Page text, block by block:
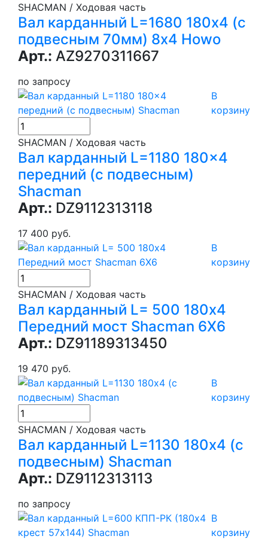
SHACMAN / Ходовая часть
Вал карданный L=1680 180х4 (с
подвесным 70мм) 8х4 Howo
Арт.: AZ9270311667
по запросу
В
корзину
SHACMAN / Ходовая часть
Вал карданный L=1180 180x4
передний (с подвесным)
Shacman
Арт.: DZ9112313118
17 400 руб.
В
корзину
SHACMAN / Ходовая часть
Вал карданный L= 500 180х4
Передний мост Shacman 6X6
Арт.: DZ91189313450
19 470 руб.
В
корзину
SHACMAN / Ходовая часть
Вал карданный L=1130 180х4 (с
подвесным) Shacman
Арт.: DZ9112313113
по запросу
В
корзину